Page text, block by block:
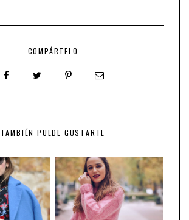
COMPÁRTELO
TAMBIÉN PUEDE GUSTARTE